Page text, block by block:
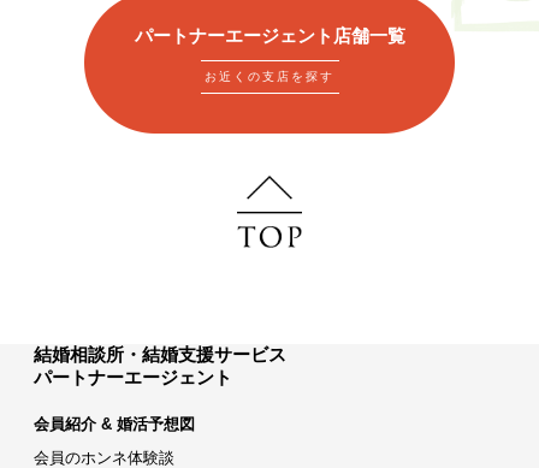
パートナーエージェント店舗一覧
お近くの支店を探す
結婚相談所・結婚支援サービス
パートナーエージェント
会員紹介 & 婚活予想図
会員のホンネ体験談